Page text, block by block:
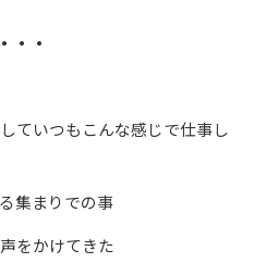
・・
ていつもこんな感じで仕事し
集まりでの事
をかけてきた